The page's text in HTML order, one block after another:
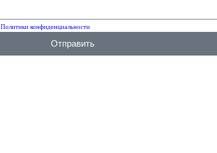
Политики конфиденциальности
Отправить